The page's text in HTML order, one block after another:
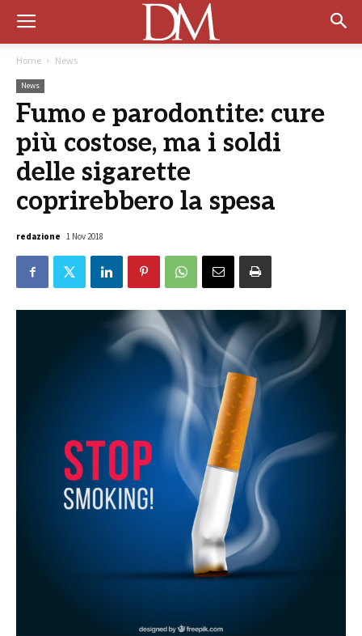
Home News
News
Fumo e parodontite: cure
più costose, ma i soldi
delle sigarette
coprirebbero la spesa
redazione 1 Nov 2018